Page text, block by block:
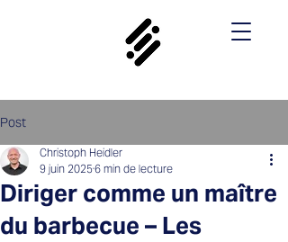
Post
Diriger comme un maître
du barbecue – Les
Christoph Heidler
9 juin 20256 min de lecture